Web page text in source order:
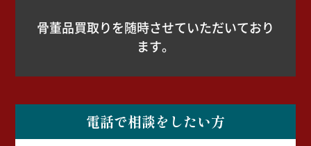
骨董品買取りを随時させていただいており
ます。
電話で相談をしたい方